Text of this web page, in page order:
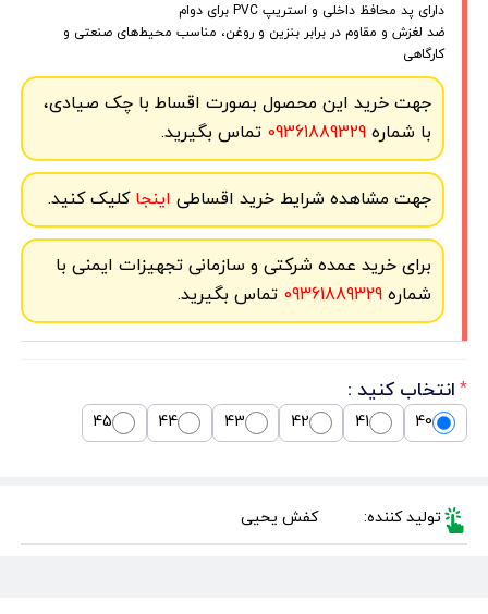
دارای پد محافظ داخلی و استریپ PVC برای دوام
ضد لغزش و مقاوم در برابر بنزین و روغن، مناسب محیط‌های صنعتی و
کارگاهی
جهت خرید این محصول بصورت اقساط با چک صیادی،
با شماره09361889329 تماس بگیرید.
جهت مشاهده شرایط خرید اقساطی اینجاکلیک کنید.
برای خرید عمده شرکتی و سازمانی تجهیزات ایمنی با
شماره09361889329 تماس بگیرید.
* انتخاب کنید :
40
41
42
43
44
45
تولید کننده: کفش یحیی